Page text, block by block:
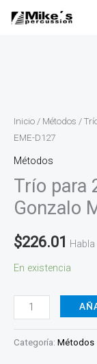
Inicio / Métodos /
EME-D127
Métodos
Trío para
Gonzalo
$226.01
En existencia
2
Violoncellos
y
Piano
Gonzalo
Macías
EME-
D127
Categoría: Métodos